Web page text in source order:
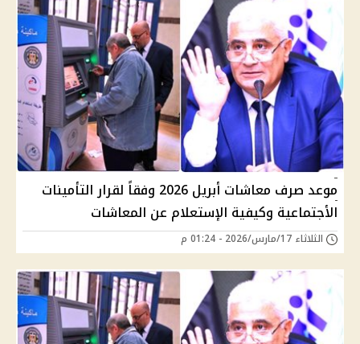
موعد صرف معاشات أبريل 2026 وفقاً لقرار التأمينات
الأجتماعية وكيفية الإستعلام عن المعاشات
الثلاثاء 17/مارس/2026 - 01:24 م